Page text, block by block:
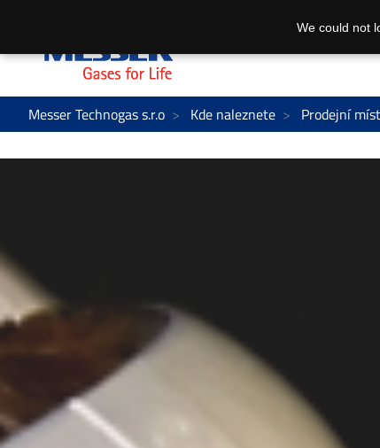
Messer Technogas s.r.o Kde naleznete Prodejní
We could not